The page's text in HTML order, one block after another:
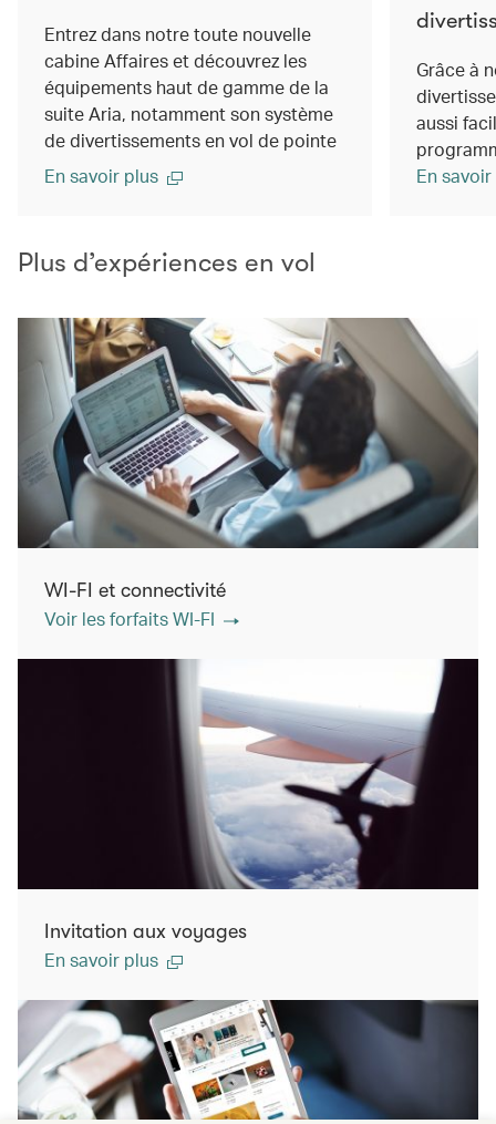
Entrez dans notre toute nouvelle
cabine Affaires et découvrez les
équipements haut de gamme de la
suite Aria, notamment son système
de divertissements en vol de pointe
En savoir plus
Grâce à
aussi
En
Plus d’expériences en vol
WI-FI et connectivité
Voir les forfaits WI-FI
Invitation aux voyages
En savoir plus